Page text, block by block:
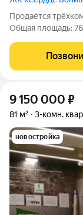
Продаётся
Общая площадь:
нишу 6,1 кв.м,
спальню 13,6 кв.м.
9 150 000 ₽
81 м² 3-комн.
новостройка